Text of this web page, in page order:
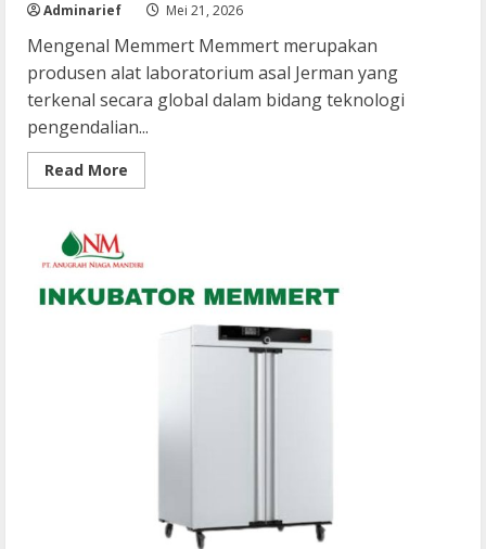
Adminarief Mei 21, 2026
Mengenal Memmert Memmert merupakan
produsen alat laboratorium asal Jerman yang
terkenal secara global dalam bidang teknologi
pengendalian...
Read More
more
Inkubasi
Laboratorium
dengan
Teknologi
Berkualitas